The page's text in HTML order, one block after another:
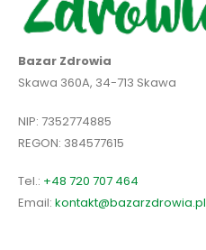
Bazar Zdrowia
Skawa 360A, 34-713 Skawa
NIP: 7352774885
REGON: 384577615
Tel.: +48 720 707 464
Email: kontakt@bazarzdrowia.pl